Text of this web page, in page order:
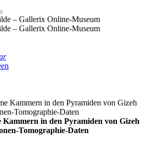
Kammern in den Pyramiden von Gizeh
Tomographie-Daten